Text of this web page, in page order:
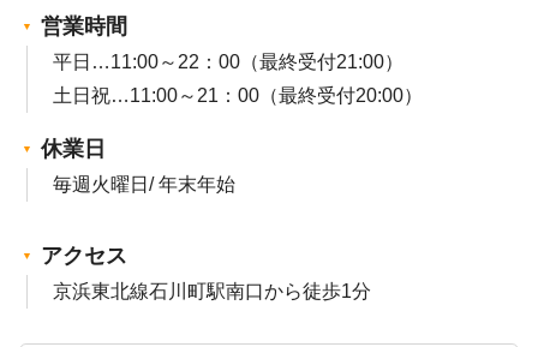
営業時間
平日…11:00～22：00（最終受付21:00）
土日祝…11:00～21：00（最終受付20:00）
休業日
毎週火曜日/ 年末年始
アクセス
京浜東北線石川町駅南口から徒歩1分